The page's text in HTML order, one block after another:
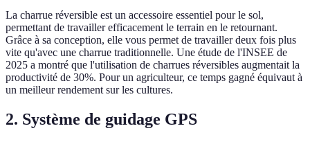
La charrue réversible est un accessoire essentiel pour le sol,
permettant de travailler efficacement le terrain en le retournant.
Grâce à sa conception, elle vous permet de travailler deux fois plus
vite qu'avec une charrue traditionnelle. Une étude de l'INSEE de
2025 a montré que l'utilisation de charrues réversibles augmentait la
productivité de 30%. Pour un agriculteur, ce temps gagné équivaut à
un meilleur rendement sur les cultures.
2. Système de guidage GPS